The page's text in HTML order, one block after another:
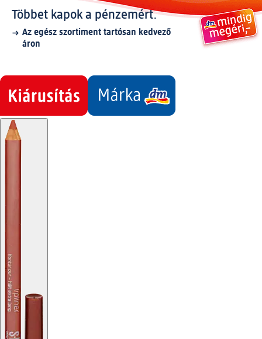
Többet kapok a pénzemért.
Az egész szortiment tartósan kedvező
áron